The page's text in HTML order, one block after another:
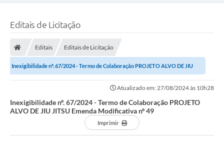
Editais de Licitação
Editais Editais de Licitação
Inexigibilidade nº. 67/2024 - Termo de Colaboração PROJETO ALVO DE JIU
Atualizado em: 27/08/2024 às 10h28
Inexigibilidade nº. 67/2024 - Termo de Colaboração PROJETO
ALVO DE JIU JITSU Emenda Modificativa nº 49
Imprimir